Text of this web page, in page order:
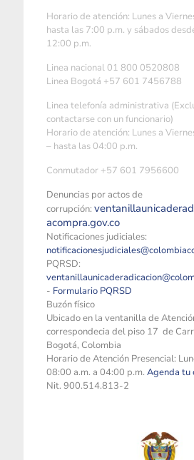
Horario de atención: Lunes a
hasta las 7:00 p.m. y sábados
12:00 p.m.
Linea nacional 01 800 0520808
Linea Bogotá +57 601 7456788
Linea telefonía administrativa
contactarse con un funcionario)
Horario de atención: Lunes a
– hasta las 04:00 p.m.
Conmutador +57 601 7956600
Denuncias por actos de
corrupción:
acompra.gov.co
Notificaciones judiciales:
PQRSD:
- Formulario PQRSD
Buzón físico
Ubicado en la ventanilla de
correspondecia del piso 17 de
Bogotá, Colombia
Horario de Atención Presencial:
08:00 a.m. a 04:00 p.m. Agenda tu
Nit. 900.514.813-2